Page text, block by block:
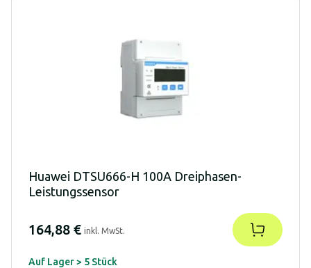
Huawei DTSU666-H 100A Dreiphasen-
Leistungssensor
164,88 € inkl. MwSt.
Auf Lager > 5 Stück